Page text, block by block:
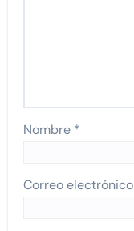
Nombre *
Correo electrónico